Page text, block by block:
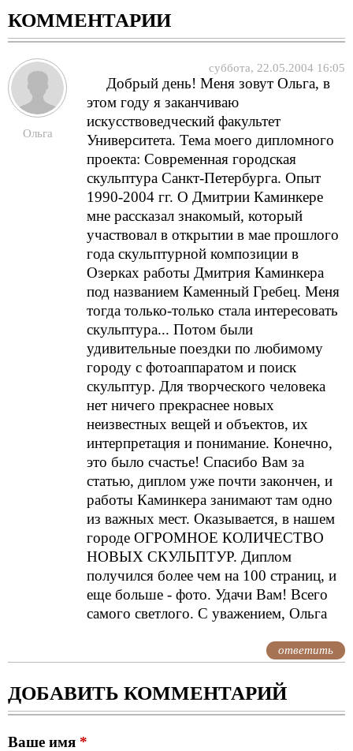
КОММЕНТАРИИ
Ольга
суббота, 22.05.2004 16:05
Добрый день! Меня зовут Ольга, в
этом году я заканчиваю
искусствоведческий факультет
Университета. Тема моего дипломного
проекта: Современная городская
скульптура Санкт-Петербурга. Опыт
1990-2004 гг. О Дмитрии Каминкере
мне рассказал знакомый, который
участвовал в открытии в мае прошлого
года скульптурной композиции в
Озерках работы Дмитрия Каминкера
под названием Каменный Гребец. Меня
тогда только-только стала интересовать
скульптура... Потом были
удивительные поездки по любимому
городу с фотоаппаратом и поиск
скульптур. Для творческого человека
нет ничего прекраснее новых
неизвестных вещей и объектов, их
интерпретация и понимание. Конечно,
это было счастье! Спасибо Вам за
статью, диплом уже почти закончен, и
работы Каминкера занимают там одно
из важных мест. Оказывается, в нашем
городе ОГРОМНОЕ КОЛИЧЕСТВО
НОВЫХ СКУЛЬПТУР. Диплом
получился более чем на 100 страниц, и
еще больше - фото. Удачи Вам! Всего
самого светлого. С уважением, Ольга
ответить
ДОБАВИТЬ КОММЕНТАРИЙ
Ваше имя *